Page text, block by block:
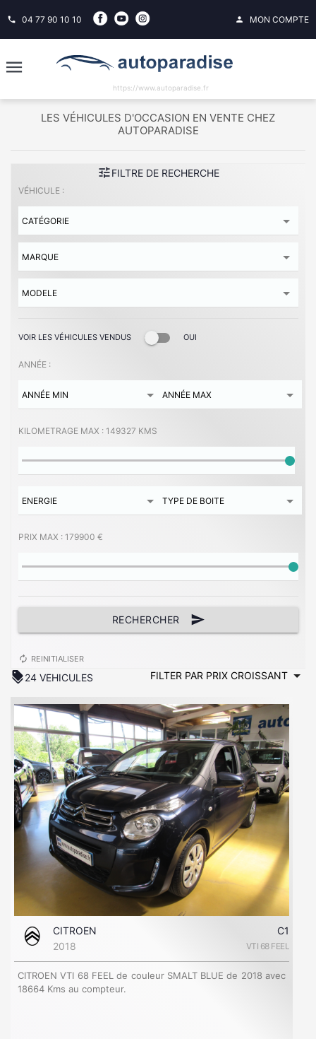
phone 04 77 90 10 10 person MON COMPTE
https://www.autoparadise.fr
LES VÉHICULES D'OCCASION EN VENTE CHEZ
AUTOPARADISE
tuneFILTRE DE RECHERCHE
VÉHICULE :
VOIR LES VÉHICULES VENDUS OUI
ANNÉE :
KILOMETRAGE MAX : 149327 KMS
PRIX MAX : 179900 €
RECHERCHER send
autorenew REINITIALISER
discount24 VEHICULES
CITROEN
C1
2018
VTI 68 FEEL
CITROEN VTI 68 FEEL de couleur SMALT BLUE de 2018 avec
18664 Kms au compteur.